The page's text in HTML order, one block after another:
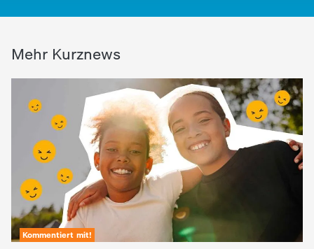
logo!:
Selfies: logo!-Kinderreporter
treffen Promis
logo!
Ariana Grande,
- und Isabella!
Mehr Kurznews
Kommentiert mit!